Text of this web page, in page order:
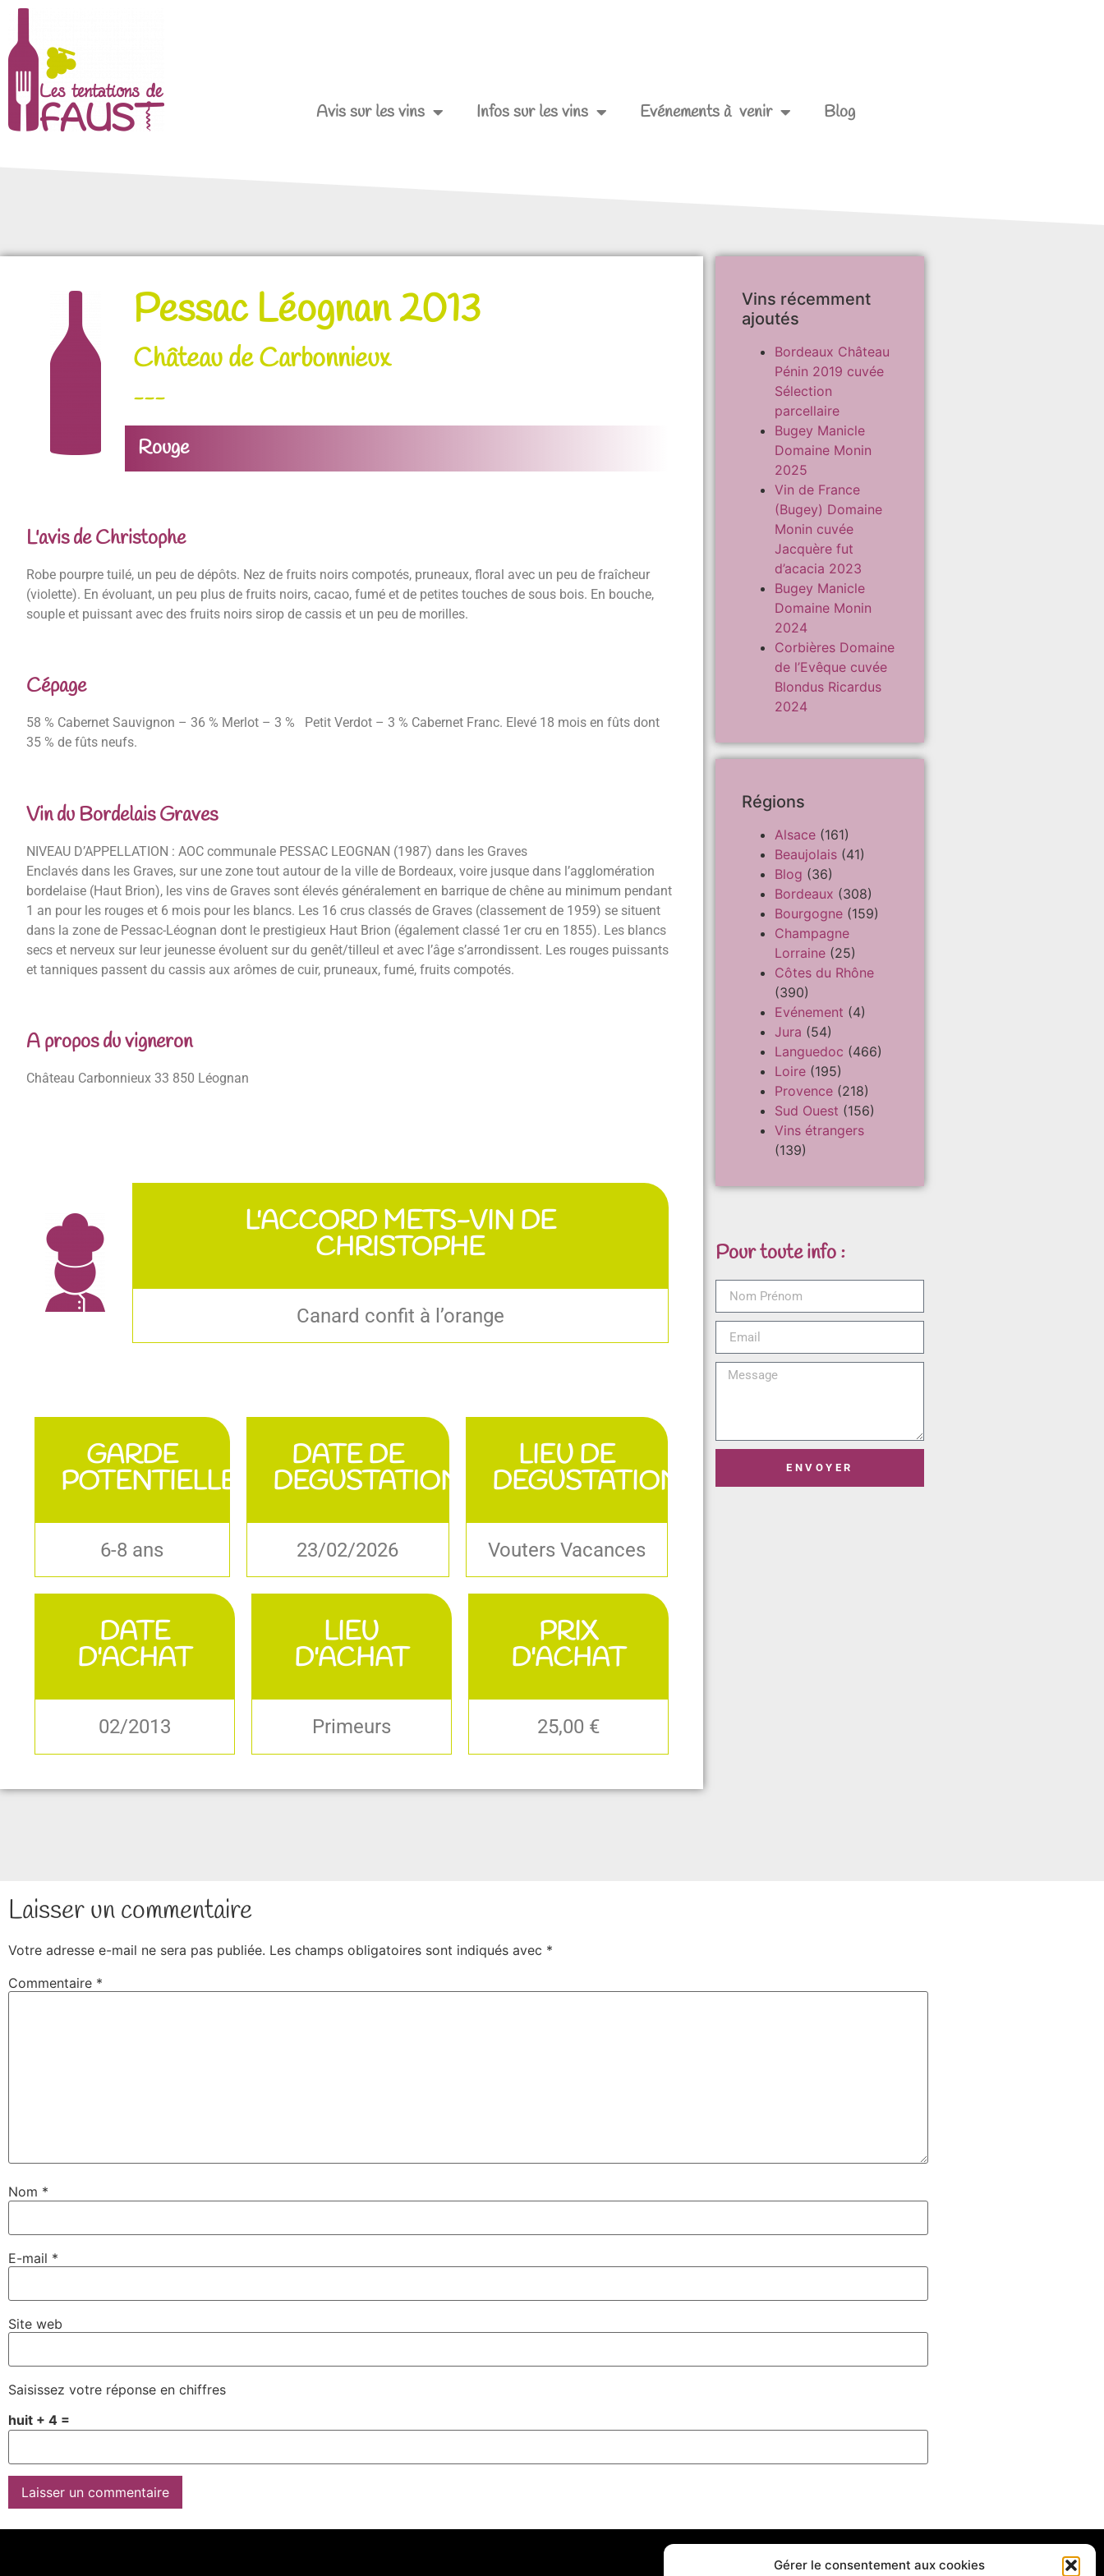
Gérer le consentement aux cookies
Avis sur les vins Infos sur les vins Evénements à venir Blog
Pessac Léognan 2013
Château de Carbonnieux
---
Rouge
L'avis de Christophe
Robe pourpre tuilé, un peu de dépôts. Nez de fruits noirs compotés, pruneaux, floral avec un peu de fraîcheur
(violette). En évoluant, un peu plus de fruits noirs, cacao, fumé et de petites touches de sous bois. En bouche,
souple et puissant avec des fruits noirs sirop de cassis et un peu de morilles.
Cépage
58 % Cabernet Sauvignon – 36 % Merlot – 3 % Petit Verdot – 3 % Cabernet Franc. Elevé 18 mois en fûts dont
35 % de fûts neufs.
Vin du Bordelais Graves
NIVEAU D’APPELLATION : AOC communale PESSAC LEOGNAN (1987) dans les Graves
Enclavés dans les Graves, sur une zone tout autour de la ville de Bordeaux, voire jusque dans l’agglomération
bordelaise (Haut Brion), les vins de Graves sont élevés généralement en barrique de chêne au minimum pendant
1 an pour les rouges et 6 mois pour les blancs. Les 16 crus classés de Graves (classement de 1959) se situent
dans la zone de Pessac-Léognan dont le prestigieux Haut Brion (également classé 1er cru en 1855). Les blancs
secs et nerveux sur leur jeunesse évoluent sur du genêt/tilleul et avec l’âge s’arrondissent. Les rouges puissants
et tanniques passent du cassis aux arômes de cuir, pruneaux, fumé, fruits compotés.
A propos du vigneron
Château Carbonnieux 33 850 Léognan
L'ACCORD METS-VIN DE
CHRISTOPHE
Canard confit à l’orange
GARDE
POTENTIELLE
6-8 ans
DATE DE
DEGUSTATION
23/02/2026
LIEU DE
DEGUSTATION
Vouters Vacances
DATE
D'ACHAT
02/2013
LIEU
D'ACHAT
Primeurs
PRIX
D'ACHAT
25,00 €
Vins récemment
ajoutés
Bordeaux Château
Pénin 2019 cuvée
Sélection
parcellaire
Bugey Manicle
Domaine Monin
2025
Vin de France
(Bugey) Domaine
Monin cuvée
Jacquère fut
d’acacia 2023
Bugey Manicle
Domaine Monin
2024
Corbières Domaine
de l’Evêque cuvée
Blondus Ricardus
2024
Régions
Alsace (161)
Beaujolais (41)
Blog (36)
Bordeaux (308)
Bourgogne (159)
Champagne
Lorraine (25)
Côtes du Rhône
(390)
Evénement (4)
Jura (54)
Languedoc (466)
Loire (195)
Provence (218)
Sud Ouest (156)
Vins étrangers
(139)
Pour toute info :
ENVOYER
Laisser un commentaire
Votre adresse e-mail ne sera pas publiée. Les champs obligatoires sont indiqués avec *
Commentaire *
Nom *
E-mail *
Site web
Saisissez votre réponse en chiffres
huit + 4 =